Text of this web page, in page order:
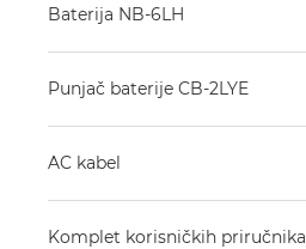
Baterija NB-6LH
Punjač baterije CB-2LYE
AC kabel
Komplet korisničkih priručnika